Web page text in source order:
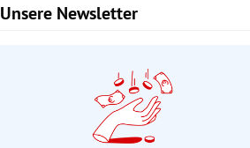
Unsere Newsletter
Slide 1 von 9